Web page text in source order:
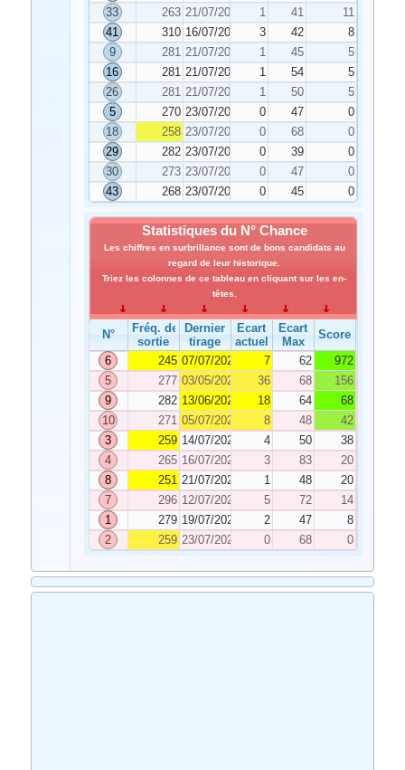
33
263 21/07/2025 1 41
11
41
310 16/07/2025 3 42
8
9
281 21/07/2025 1 45
5
16
281 21/07/2025 1 54
5
26
281 21/07/2025 1 50
5
5
270 23/07/2025 0 47
0
18
258 23/07/2025 0 68
0
29
282 23/07/2025 0 39
0
30
273 23/07/2025 0 47
0
43
268 23/07/2025 0 45 0
Statistiques du N° Chance
Les chiffres en surbrillance sont de bons candidats au
regard de leur historique.
Triez les colonnes de ce tableau en cliquant sur les en-
têtes.
N°
Fréq. de
sortie
Dernier
tirage
Ecart
actuel
Ecart
Max
Score
6
245 07/07/2025 7 62
972
5
277 03/05/2025 36 68
156
9
282 13/06/2025 18 64
68
10
271 05/07/2025 8 48
42
3
259 14/07/2025 4 50
38
4
265 16/07/2025 3 83
20
8
251 21/07/2025 1 48
20
7
296 12/07/2025 5 72
14
1
279 19/07/2025 2 47
8
2
259 23/07/2025 0 68 0